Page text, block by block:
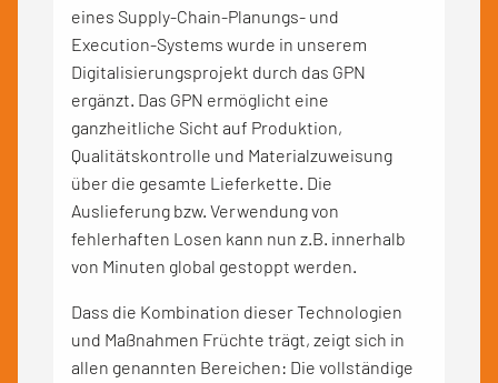
eines Supply-Chain-Planungs- und
Execution-Systems wurde in unserem
Digitalisierungsprojekt durch das GPN
ergänzt. Das GPN ermöglicht eine
ganzheitliche Sicht auf Produktion,
Qualitätskontrolle und Materialzuweisung
über die gesamte Lieferkette. Die
Auslieferung bzw. Verwendung von
fehlerhaften Losen kann nun z.B. innerhalb
von Minuten global gestoppt werden.
Dass die Kombination dieser Technologien
und Maßnahmen Früchte trägt, zeigt sich in
allen genannten Bereichen: Die vollständige